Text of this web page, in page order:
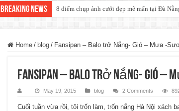
Breaking News 8 điểm chụp ảnh cưới đẹp mê mẩn tại Đà
Home / blog / Fansipan – Balo trở Nắng- Gió – Mưa -
Fansipan – Balo trở Nắng- Gió –
May 19, 2015 blog 2 Comments
Cuối tuần vừa rồi, tôi trốn làm, trốn nắng Hà Nội xách